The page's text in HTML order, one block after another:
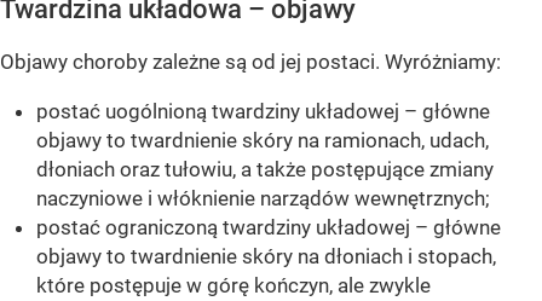
Twardzina układowa – objawy
Objawy choroby zależne są od jej postaci. Wyróżniamy:
postać uogólnioną twardziny układowej – główne
objawy to twardnienie skóry na ramionach, udach,
dłoniach oraz tułowiu, a także postępujące zmiany
naczyniowe i włóknienie narządów wewnętrznych;
postać ograniczoną twardziny układowej – główne
objawy to twardnienie skóry na dłoniach i stopach,
które postępuje w górę kończyn, ale zwykle